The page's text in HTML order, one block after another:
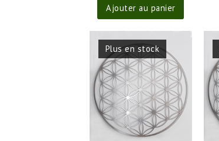
Ajouter au panier
Plus en stock